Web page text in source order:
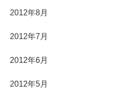
2012年8月
2012年7月
2012年6月
2012年5月